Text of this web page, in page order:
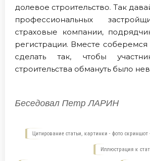
долевое строительство. Так
профессиональных
страховые компании,
регистрации. Вместе
сделать так, чтобы
строительства обмануть было
Беседовал Петр ЛАРИН
Цитирование статьи, картинки - фото скриншот
Иллюстрация к